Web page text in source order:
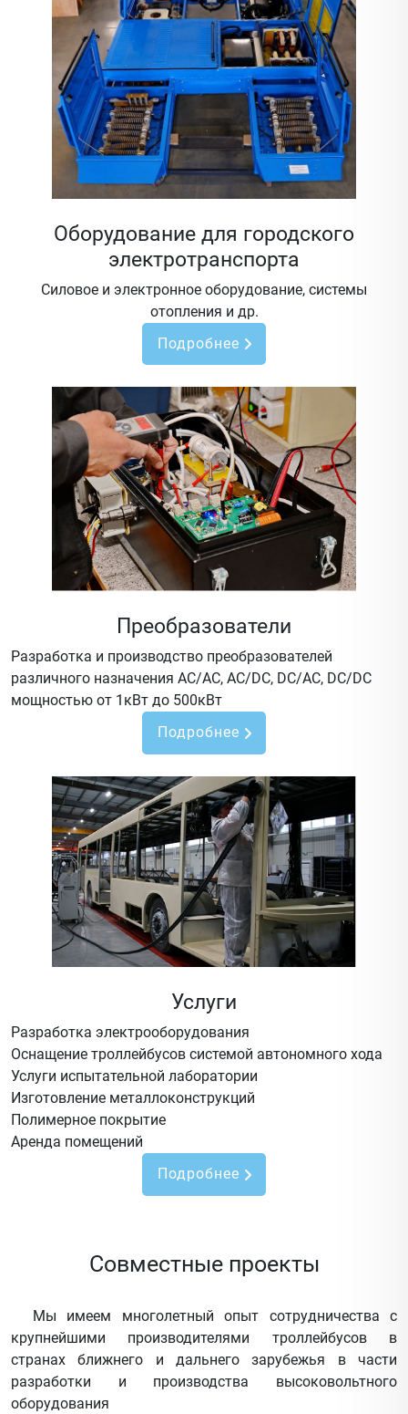
Оборудование для городского
электротранспорта
Силовое и электронное оборудование, системы
отопления и др.
Подробнее
Преобразователи
Разработка и производство преобразователей
различного назначения AC/AC, AC/DC, DC/AC, DC/DC
мощностью от 1кВт до 500кВт
Подробнее
Услуги
Разработка электрооборудования
Оснащение троллейбусов системой автономного хода
Услуги испытательной лаборатории
Изготовление металлоконструкций
Полимерное покрытие
Аренда помещений
Подробнее
Совместные проекты
Мы имеем многолетный опыт сотрудничества с
крупнейшими производителями троллейбусов в
странах ближнего и дальнего зарубежья в части
разработки и производства высоковольтного
оборудования